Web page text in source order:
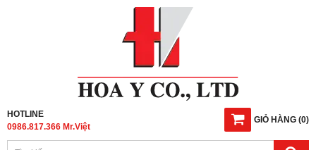
GIỎ HÀNG (0)
HOTLINE
0986.817.366 Mr.Việt